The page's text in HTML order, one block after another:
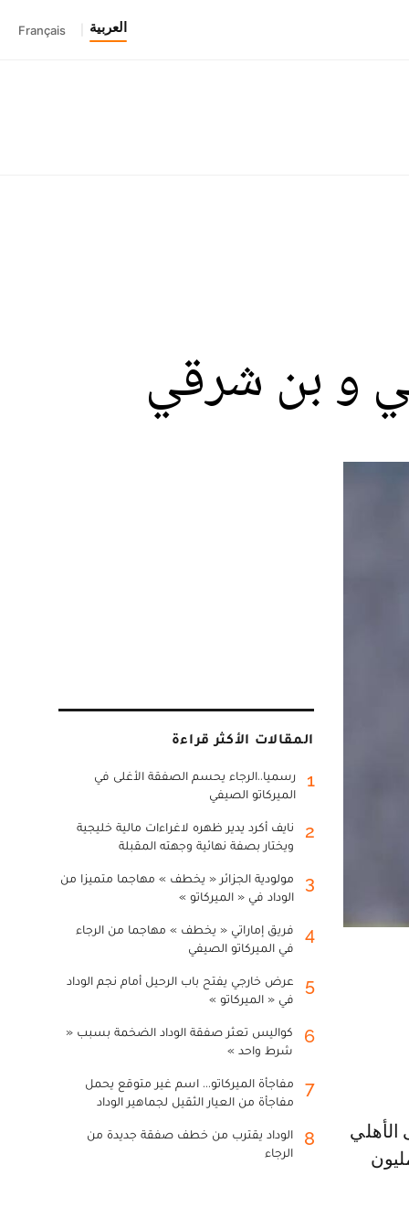
العربية Français
و بن شرقي
المادية للاعب كانت كبيرة وتجاوزت 2 مليون
المقالات الأكثر قراءة
1
رسميا..الرجاء يحسم الصفقة الأغلى في
الميركاتو الصيفي
2
نايف أكرد يدير ظهره لاغراءات مالية خليجية
ويختار بصفة نهائية وجهته المقبلة
3
مولودية الجزائر « يخطف » مهاجما متميزا من
الوداد في « الميركاتو »
4
فريق إماراتي « يخطف » مهاجما من الرجاء
في الميركاتو الصيفي
5
عرض خارجي يفتح باب الرحيل أمام نجم الوداد
في « الميركاتو »
6
كواليس تعثر صفقة الوداد الضخمة بسبب «
شرط واحد »
7
مفاجأة الميركاتو... اسم غير متوقع يحمل
مفاجأة من العيار الثقيل لجماهير الوداد
8
الوداد يقترب من خطف صفقة جديدة من
الرجاء